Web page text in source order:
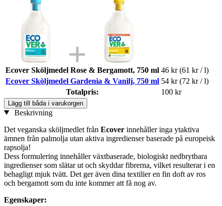
Ecover Sköljmedel Rose & Bergamott, 750 ml 46 kr (61 kr / l)
Ecover Sköljmedel Gardenia & Vanilj, 750 ml 54 kr (72 kr / l)
Totalpris:
100 kr
Lägg till båda i varukorgen
Beskrivning
Det veganska sköljmedlet från Ecover innehåller inga ytaktiva
ämnen från palmolja utan aktiva ingredienser baserade på europeisk
rapsolja!
Dess formulering innehåller växtbaserade, biologiskt nedbrytbara
ingredienser som slätar ut och skyddar fibrerna, vilket resulterar i en
behagligt mjuk tvätt. Det ger även dina textilier en fin doft av ros
och bergamott som du inte kommer att få nog av.
Egenskaper: